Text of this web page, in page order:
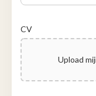
CV
Upload